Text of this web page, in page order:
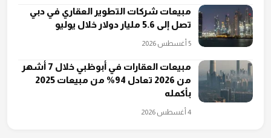
مبيعات شركات التطوير العقاري في دبي
تصل إلى 5.6 مليار دولار خلال يوليو
5 أغسطس 2026
مبيعات العقارات في أبوظبي خلال 7 أشهر
من 2026 تعادل 94% من مبيعات 2025
بأكمله
4 أغسطس 2026